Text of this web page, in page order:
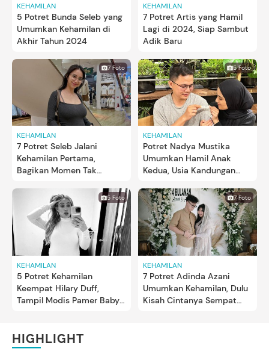
KEHAMILAN
5 Potret Bunda Seleb yang
Umumkan Kehamilan di
Akhir Tahun 2024
KEHAMILAN
7 Potret Artis yang Hamil
Lagi di 2024, Siap Sambut
Adik Baru
7 Foto
KEHAMILAN
7 Potret Seleb Jalani
Kehamilan Pertama,
Bagikan Momen Tak
5 Foto
KEHAMILAN
Potret Nadya Mustika
Umumkan Hamil Anak
Kedua, Usia Kandungan
5 Foto
KEHAMILAN
5 Potret Kehamilan
Keempat Hilary Duff,
Tampil Modis Pamer Baby
7 Foto
KEHAMILAN
7 Potret Adinda Azani
Umumkan Kehamilan, Dulu
Kisah Cintanya Sempat
HIGHLIGHT